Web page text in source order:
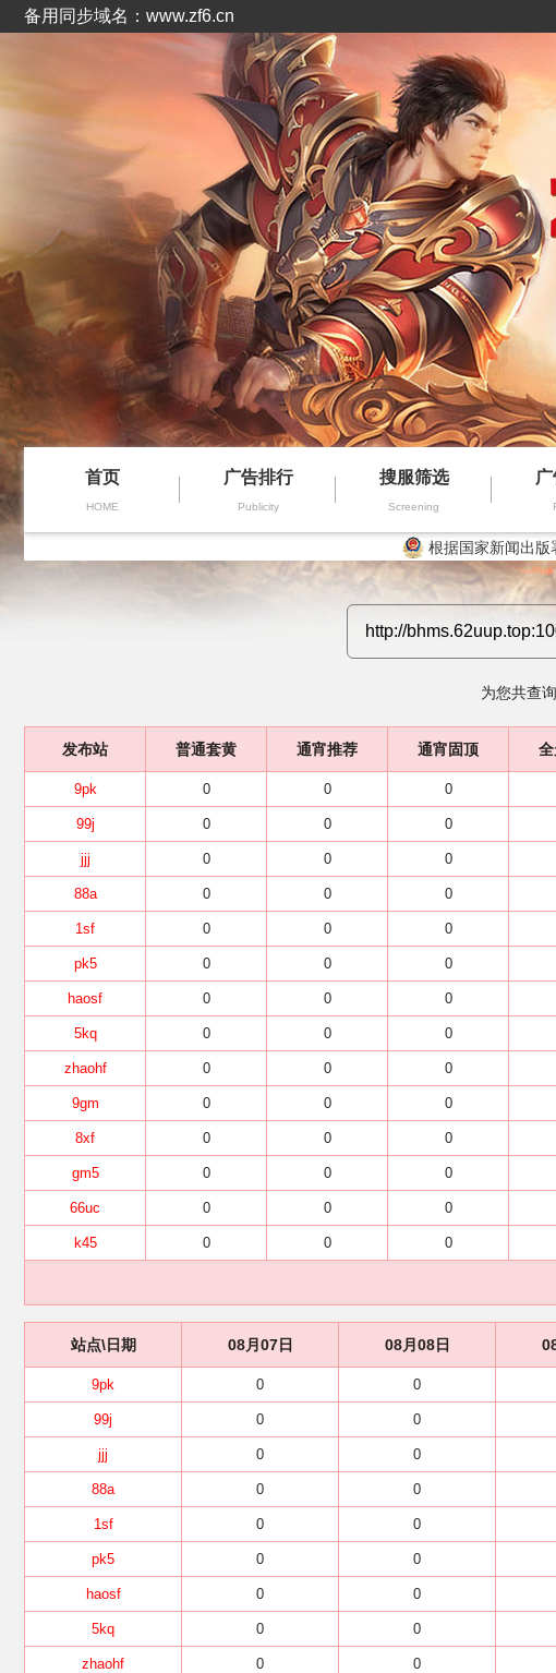
备用同步域名：www.zf6.cn
首页
HOME
广告排行
Publicity
搜服筛选
Screening
根据国家新闻出版
为您共查
发布站 普通套黄 通宵推荐 通宵固顶
9pk 0 0 0
99j 0 0 0
jjj 0 0 0
88a 0 0 0
1sf 0 0 0
pk5 0 0 0
haosf 0 0 0
5kq 0 0 0
zhaohf 0 0 0
9gm 0 0 0
8xf 0 0 0
gm5 0 0 0
66uc 0 0 0
k45 0 0 0
站点\日期 08月07日 08月08日
9pk 0 0
99j 0 0
jjj 0 0
88a 0 0
1sf 0 0
pk5 0 0
haosf 0 0
5kq 0 0
zhaohf 0 0